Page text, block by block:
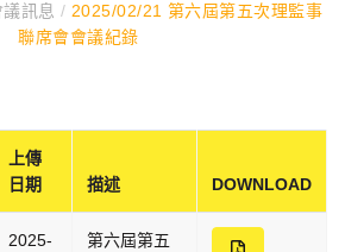
議訊息/ 2025/02/21 第六屆第五次理監事
聯席會會議紀錄
上傳
日期
描述 DOWNLOAD
2025-
第六屆第五